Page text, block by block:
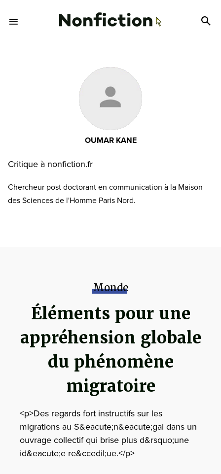
OUMAR KANE
Critique à nonfiction.fr
Chercheur post doctorant en communication à la Maison
des Sciences de l'Homme Paris Nord.
Monde
Éléments pour une
appréhension globale
du phénomène
migratoire
<p>Des regards fort instructifs sur les
migrations au S&eacute;n&eacute;gal dans un
ouvrage collectif qui brise plus d&rsquo;une
id&eacute;e re&ccedil;ue.</p>